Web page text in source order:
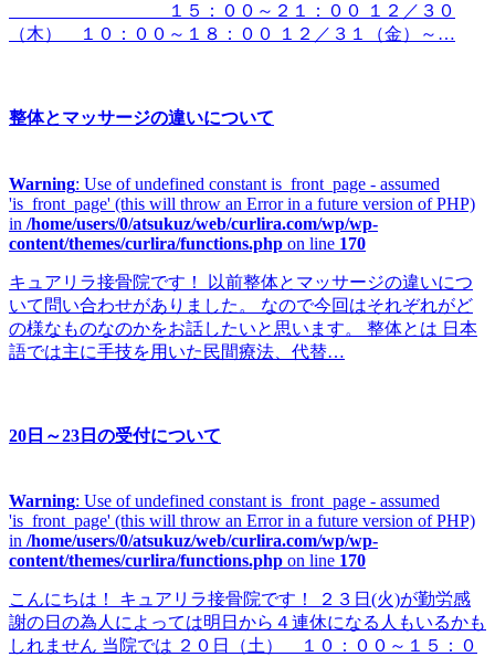
１５：００～２１：００ １２／３０
（木） １０：００～１８：００ １２／３１（金）～…
整体とマッサージの違いについて
Warning: Use of undefined constant is_front_page - assumed
'is_front_page' (this will throw an Error in a future version of PHP)
in /home/users/0/atsukuz/web/curlira.com/wp/wp-
content/themes/curlira/functions.php on line 170
キュアリラ接骨院です！ 以前整体とマッサージの違いにつ
いて問い合わせがありました。 なので今回はそれぞれがど
の様なものなのかをお話したいと思います。 整体とは 日本
語では主に手技を用いた民間療法、代替…
20日～23日の受付について
Warning: Use of undefined constant is_front_page - assumed
'is_front_page' (this will throw an Error in a future version of PHP)
in /home/users/0/atsukuz/web/curlira.com/wp/wp-
content/themes/curlira/functions.php on line 170
こんにちは！ キュアリラ接骨院です！ ２３日(火)が勤労感
謝の日の為人によっては明日から４連休になる人もいるかも
しれません 当院では ２０日（土） １０：００～１５：０